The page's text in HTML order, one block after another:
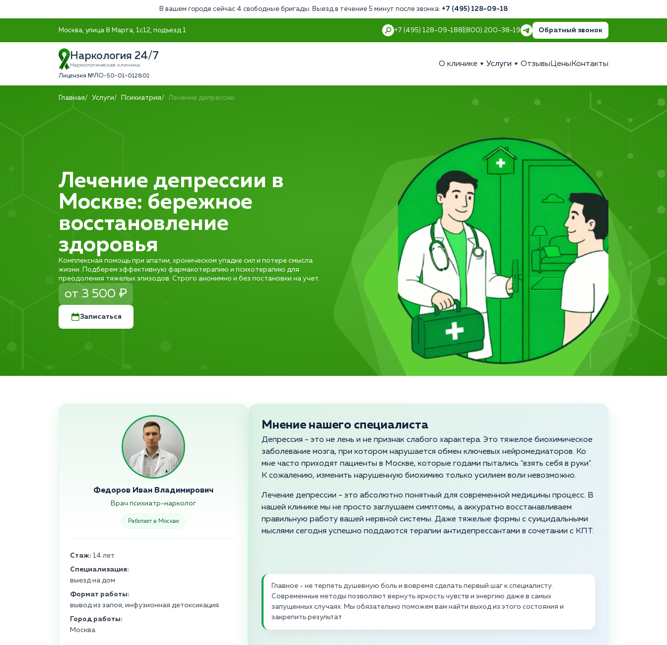
В вашем городе сейчас 4 свободные бригады. Выезд в течение 5 минут после звонка: +7 (495) 128-09-18
Москва, улица 8 Марта, 1с12, подъезд 1 +7 (495) 128-09-188 (800) 200-38-19 Обратный звонок
Наркология 24/7
Наркологическая клиника
Лицензия №ЛО-50-01-012801
О клинике Услуги Отзывы Цены Контакты
Главная Услуги Психиатрия Лечение депрессии
Лечение депрессии в
Москве: бережное
восстановление
здоровья
Комплексная помощь при апатии, хроническом упадке сил и потере смысла
жизни. Подберем эффективную фармакотерапию и психотерапию для
преодоления тяжелых эпизодов. Строго анонимно и без постановки на учет.
от 3 500 ₽
Записаться
Федоров Иван Владимирович
Врач психиатр-нарколог
Работает в Москве
Стаж: 14 лет
Специализация:
выезд на дом
Формат работы:
вывод из запоя, инфузионная детоксикация
Город работы:
Москва
Мнение нашего специалиста
Депрессия - это не лень и не признак слабого характера. Это тяжелое биохимическое
заболевание мозга, при котором нарушается обмен ключевых нейромедиаторов. Ко
мне часто приходят пациенты в Москве, которые годами пытались "взять себя в руки".
К сожалению, изменить нарушенную биохимию только усилием воли невозможно.
Лечение депрессии - это абсолютно понятный для современной медицины процесс. В
нашей клинике мы не просто заглушаем симптомы, а аккуратно восстанавливаем
правильную работу вашей нервной системы. Даже тяжелые формы с суицидальными
мыслями сегодня успешно поддаются терапии антидепрессантами в сочетании с КПТ.
Главное - не терпеть душевную боль и вовремя сделать первый шаг к специалисту.
Современные методы позволяют вернуть яркость чувств и энергию даже в самых
запущенных случаях. Мы обязательно поможем вам найти выход из этого состояния и
закрепить результат